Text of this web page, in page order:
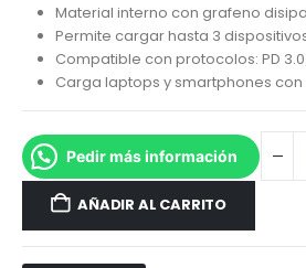
Material interno con grafeno
Permite cargar hasta 3
Compatible con protocolos: PD
Carga laptops y smartphones
Pedir más información
AÑADIR AL CARRITO